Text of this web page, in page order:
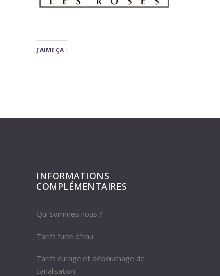
J’AIME ÇA :
INFORMATIONS
COMPLÉMENTAIRES
Qui sommes nous ?
Tarifs fuite d’eau
Tarifs curage et débouchage de
canalisation